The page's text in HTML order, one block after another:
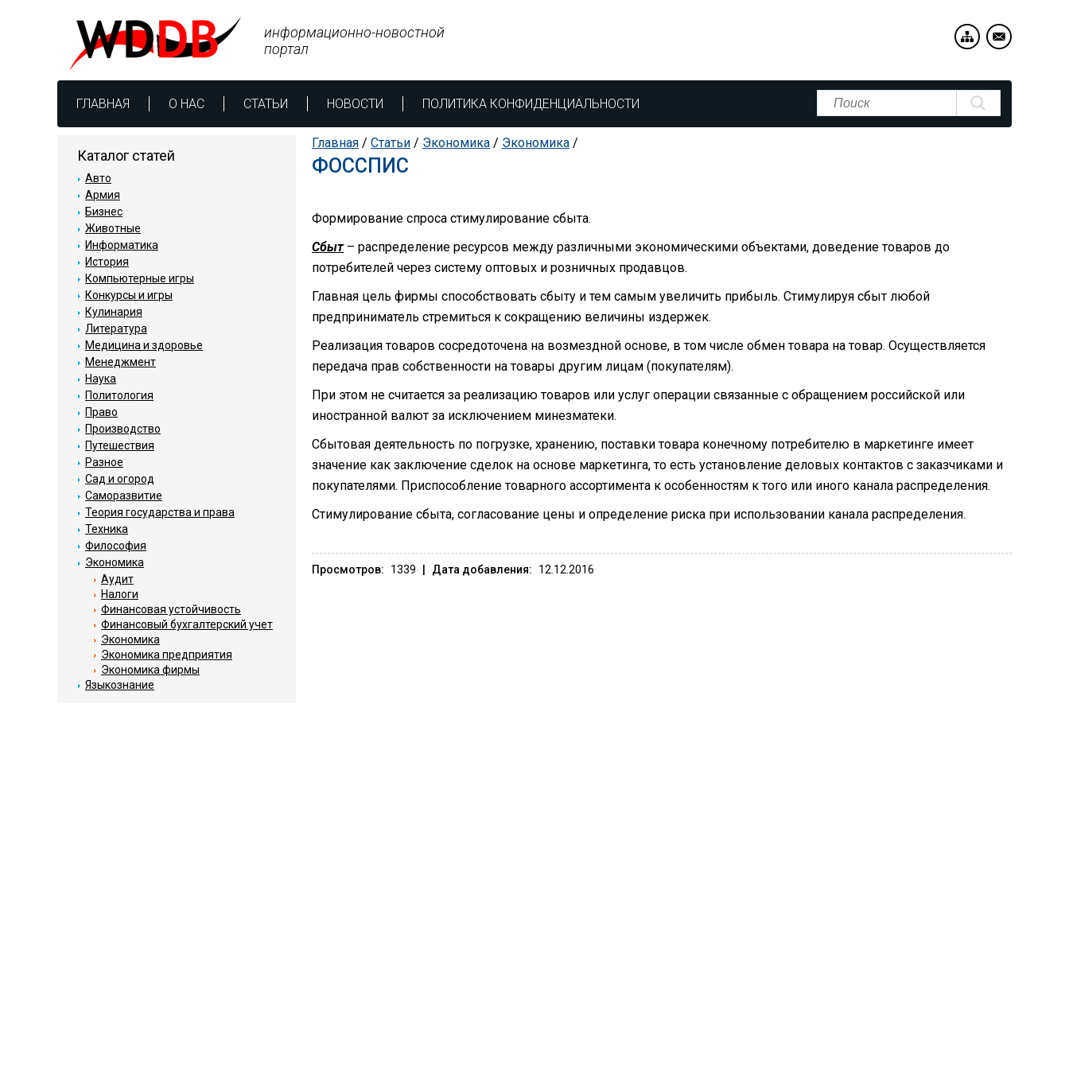
ГЛАВНАЯ О НАС СТАТЬИ НОВОСТИ ПОЛИТИКА КОНФИДЕНЦИАЛЬНОСТИ
информационно-новостной
портал
Главная / Статьи / Экономика / Экономика /
ФОССПИС
Формирование спроса стимулирование сбыта.
Сбыт– распределение ресурсов между различными экономическими объектами, доведение товаров до
потребителей через систему оптовых и розничных продавцов.
Главная цель фирмы способствовать сбыту и тем самым увеличить прибыль. Стимулируя сбыт любой
предприниматель стремиться к сокращению величины издержек.
Реализация товаров сосредоточена на возмездной основе, в том числе обмен товара на товар. Осуществляется
передача прав собственности на товары другим лицам (покупателям).
При этом не считается за реализацию товаров или услуг операции связанные с обращением российской или
иностранной валют за исключением минезматеки.
Сбытовая деятельность по погрузке, хранению, поставки товара конечному потребителю в маркетинге имеет
значение как заключение сделок на основе маркетинга, то есть установление деловых контактов с заказчиками и
покупателями. Приспособление товарного ассортимента к особенностям к того или иного канала распределения.
Стимулирование сбыта, согласование цены и определение риска при использовании канала распределения.
Просмотров: 1339 Дата добавления: 12.12.2016
Каталог статей
Авто
Армия
Бизнес
Животные
Информатика
История
Компьютерные игры
Конкурсы и игры
Кулинария
Литература
Медицина и здоровье
Менеджмент
Наука
Политология
Право
Производство
Путешествия
Разное
Сад и огород
Саморазвитие
Теория государства и права
Техника
Философия
Экономика
Аудит
Налоги
Финансовая устойчивость
Финансовый бухгалтерский учет
Экономика
Экономика предприятия
Экономика фирмы
Языкознание